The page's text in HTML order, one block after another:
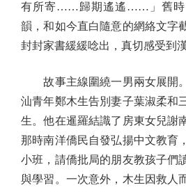
有所寄……歸期遙遙……」舊時
韻，和如今直白隨意的網絡文字
封封家書緩緩唸出，真切感受到
故事主線圍繞一男兩女展開
汕青年鄭木生告別妻子葉淑柔和
生。他在暹羅結識了房東女兒謝
那時南洋僑民自發弘揚中文教育
小班，請僑批局的朋友教孩子們
與學習。一次意外，木生因救人